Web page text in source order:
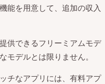
能を用意して、追加の収入
供できるフリーミアムモデ
モデルとは限りません。
チなアプリには、有料アプ